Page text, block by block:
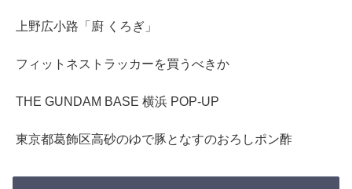
上野広小路「廚 くろぎ」
フィットネストラッカーを買うべきか
THE GUNDAM BASE 横浜 POP-UP
東京都葛飾区高砂のゆで豚となすのおろしポン酢